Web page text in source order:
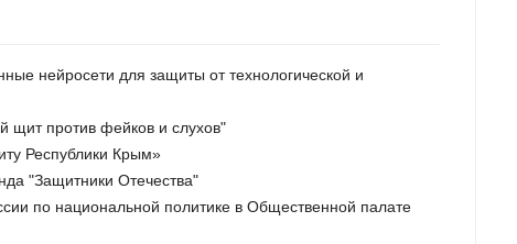
нейросети для защиты от технологической и
щит против фейков и слухов"
Республики Крым»
"Защитники Отечества"
по национальной политике в Общественной палате